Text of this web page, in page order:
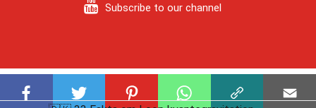
Subscribe to our channel